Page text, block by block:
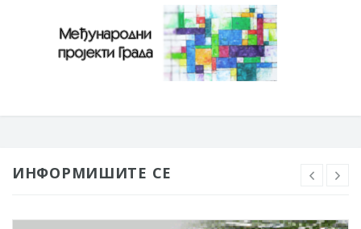
ИНФОРМИШИТЕ СЕ